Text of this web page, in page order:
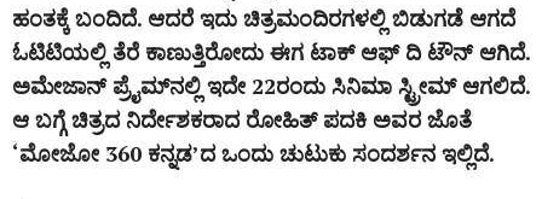
ಹಂತಕ್ಕೆ ಬಂದಿದೆ. ಆದರೆ ಇದು ಚಿತ್ರಮಂದಿರಗಳಲ್ಲಿ ಬಿಡುಗಡೆ ಆಗದೆ
ಓಟಿಟಿಯಲ್ಲಿ ತೆರೆ ಕಾಣುತ್ತಿರೋದು ಈಗ ಟಾಕ್ ಆಫ್ ದಿ ಟೌನ್ ಆಗಿದೆ.
ಅಮೇಜಾನ್‌ ಪ್ರೈಮ್‌ನಲ್ಲಿ ಇದೇ 22ರಂದು ಸಿನಿಮಾ ಸ್ಟ್ರೀಮ್ ಆಗಲಿದೆ.
ಆ ಬಗ್ಗೆ ಚಿತ್ರದ ನಿರ್ದೇಶಕರಾದ ರೋಹಿತ್ ಪದಕಿ ಅವರ ಜೊತೆ
‘ಮೋಜೋ 360 ಕನ್ನಡ’ದ ಒಂದು ಚುಟುಕು ಸಂದರ್ಶನ ಇಲ್ಲಿದೆ.